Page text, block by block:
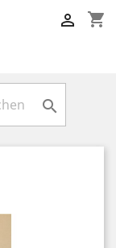
shopping_cart

